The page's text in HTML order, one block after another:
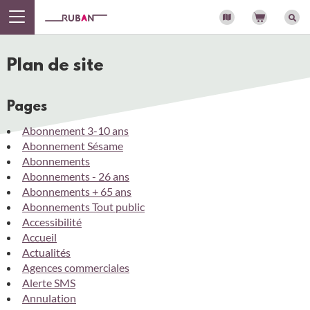
Plan de site
Pages
Abonnement 3-10 ans
Abonnement Sésame
Abonnements
Abonnements - 26 ans
Abonnements + 65 ans
Abonnements Tout public
Accessibilité
Accueil
Actualités
Agences commerciales
Alerte SMS
Annulation